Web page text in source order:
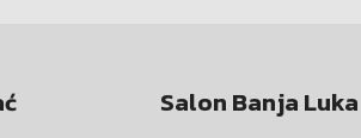
Salon Banja Luka